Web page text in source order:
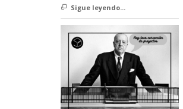
Sigue leyendo...